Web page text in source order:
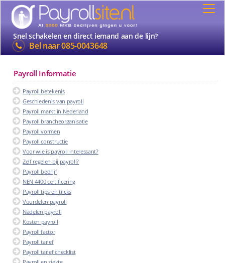
Snel schakelen en direct iemand aan de lijn?
Bel naar085-0043648
Payroll Informatie
Payroll betekenis
Geschiedenis van payroll
Payroll markt in Nederland
Payroll brancheorganisatie
Payroll vormen
Payroll constructie
Voor wie is payroll interessant?
Zelf regelen bij payroll?
Payroll bedrijf
NEN 4400 certificering
Payroll tips en tricks
Voordelen payroll
Nadelen payroll
Kosten payroll
Payroll factor
Payroll tarief
Payroll tarief checklist